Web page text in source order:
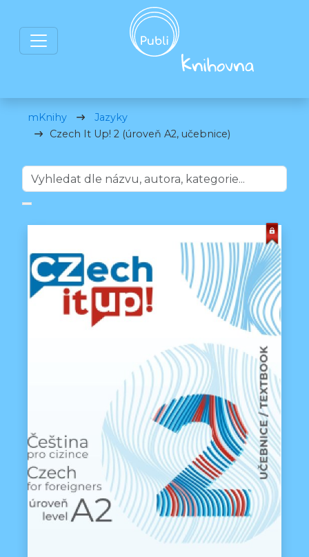
mKnihy
Jazyky
Czech It Up! 2 (úroveň A2, učebnice)